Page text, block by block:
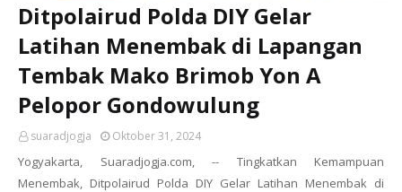
Ditpolairud Polda DIY Gelar
Latihan Menembak di Lapangan
Tembak Mako Brimob Yon A
Pelopor Gondowulung
suaradjogja Oktober 31, 2024
Yogyakarta, Suaradjogja.com, -- Tingkatkan Kemampuan
Menembak, Ditpolairud Polda DIY Gelar Latihan Menembak di